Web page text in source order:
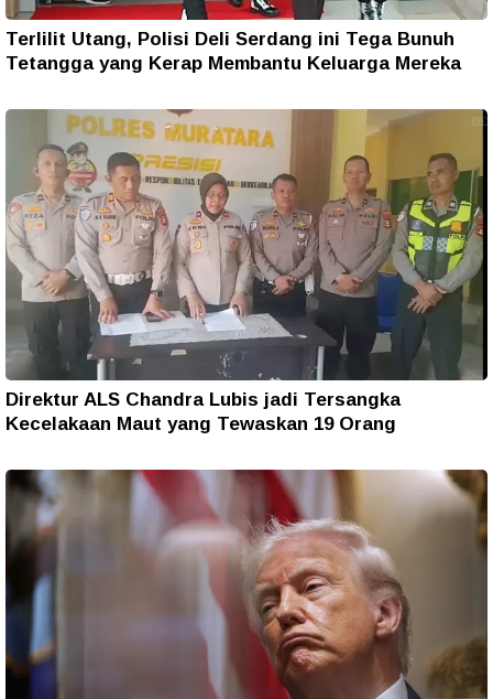
Terlilit Utang, Polisi Deli Serdang ini Tega Bunuh
Tetangga yang Kerap Membantu Keluarga Mereka
Direktur ALS Chandra Lubis jadi Tersangka
Kecelakaan Maut yang Tewaskan 19 Orang